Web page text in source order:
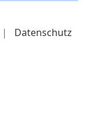
| Datenschutz